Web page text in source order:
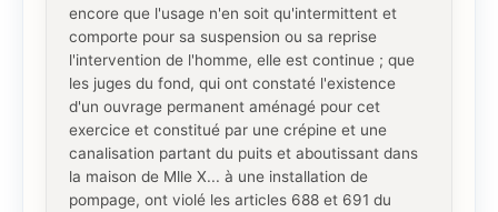
encore que l'usage n'en soit qu'intermittent et
comporte pour sa suspension ou sa reprise
l'intervention de l'homme, elle est continue ; que
les juges du fond, qui ont constaté l'existence
d'un ouvrage permanent aménagé pour cet
exercice et constitué par une crépine et une
canalisation partant du puits et aboutissant dans
la maison de Mlle X... à une installation de
pompage, ont violé les articles 688 et 691 du